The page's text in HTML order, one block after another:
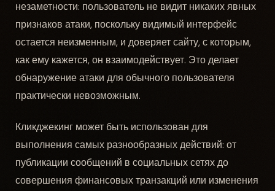
незаметности: пользователь не видит никаких явных
признаков атаки, поскольку видимый интерфейс
остается неизменным, и доверяет сайту, с которым,
как ему кажется, он взаимодействует. Это делает
обнаружение атаки для обычного пользователя
практически невозможным.
Кликджекинг может быть использован для
выполнения самых разнообразных действий: от
публикации сообщений в социальных сетях до
совершения финансовых транзакций или изменения